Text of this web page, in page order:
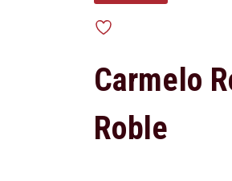
Carmelo
Roble